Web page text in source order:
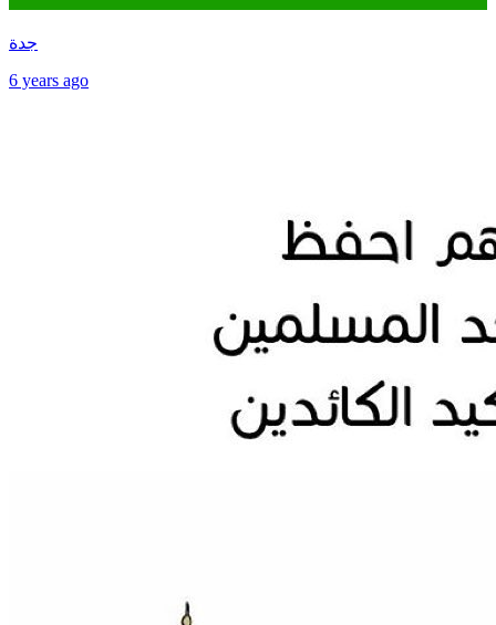
جدة
6 years ago